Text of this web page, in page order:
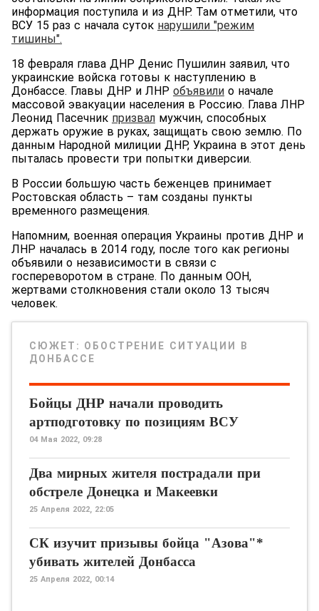
информация поступила и из ДНР. Там отметили, что
ВСУ 15 раз с начала суток нарушили "режим
тишины".
18 февраля глава ДНР Денис Пушилин заявил, что
украинские войска готовы к наступлению в
Донбассе. Главы ДНР и ЛНР объявили о начале
массовой эвакуации населения в Россию. Глава ЛНР
Леонид Пасечник призвал мужчин, способных
держать оружие в руках, защищать свою землю. По
данным Народной милиции ДНР, Украина в этот день
пыталась провести три попытки диверсии.
В России большую часть беженцев принимает
Ростовская область – там созданы пункты
временного размещения.
Напомним, военная операция Украины против ДНР и
ЛНР началась в 2014 году, после того как регионы
объявили о независимости в связи с
госпереворотом в стране. По данным ООН,
жертвами столкновения стали около 13 тысяч
человек.
СЮЖЕТ: ОБОСТРЕНИЕ СИТУАЦИИ В
ДОНБАССЕ
Бойцы ДНР начали проводить
артподготовку по позициям ВСУ
04 Мая 2022, 09:28
Два мирных жителя пострадали при
обстреле Донецка и Макеевки
25 Апреля 2022, 22:05
СК изучит призывы бойца "Азова"*
убивать жителей Донбасса
25 Апреля 2022, 00:14